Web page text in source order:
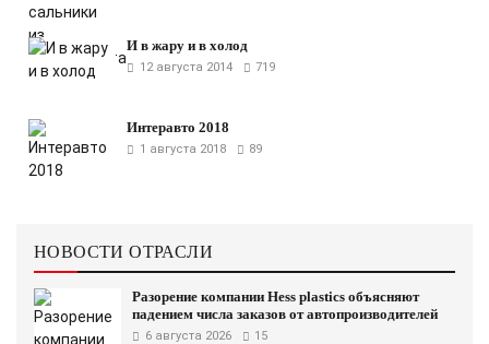
И в жару и в холод
12 августа 2014 719
Интеравто 2018
1 августа 2018 89
НОВОСТИ ОТРАСЛИ
Разорение компании Hess plastics объясняют
падением числа заказов от автопроизводителей
6 августа 2026 15